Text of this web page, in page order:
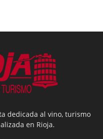
dedicada al vino, turismo
en Rioja.